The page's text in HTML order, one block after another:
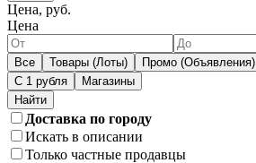
Цена, руб.
Цена
Все Товары (Лоты) Промо (Объявления)
С 1 рубля
Магазины
Доставка по городу
Искать в описании
Только частные продавцы